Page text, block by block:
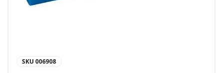
SKU 006908